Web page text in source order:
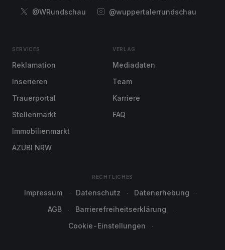
@WRundschau
@wuppertalerrundschau
SERVICES
Reklamation
Inserieren
Trauerportal
Stellenmarkt
Immobilienmarkt
AZUBI NRW
VERLAG
Mediadaten
Team
Karriere
FAQ
RECHTLICHES
Impressum Datenschutz
Datenerhebung
AGB
Barrierefreiheitserklärung
Cookie-Einstellungen